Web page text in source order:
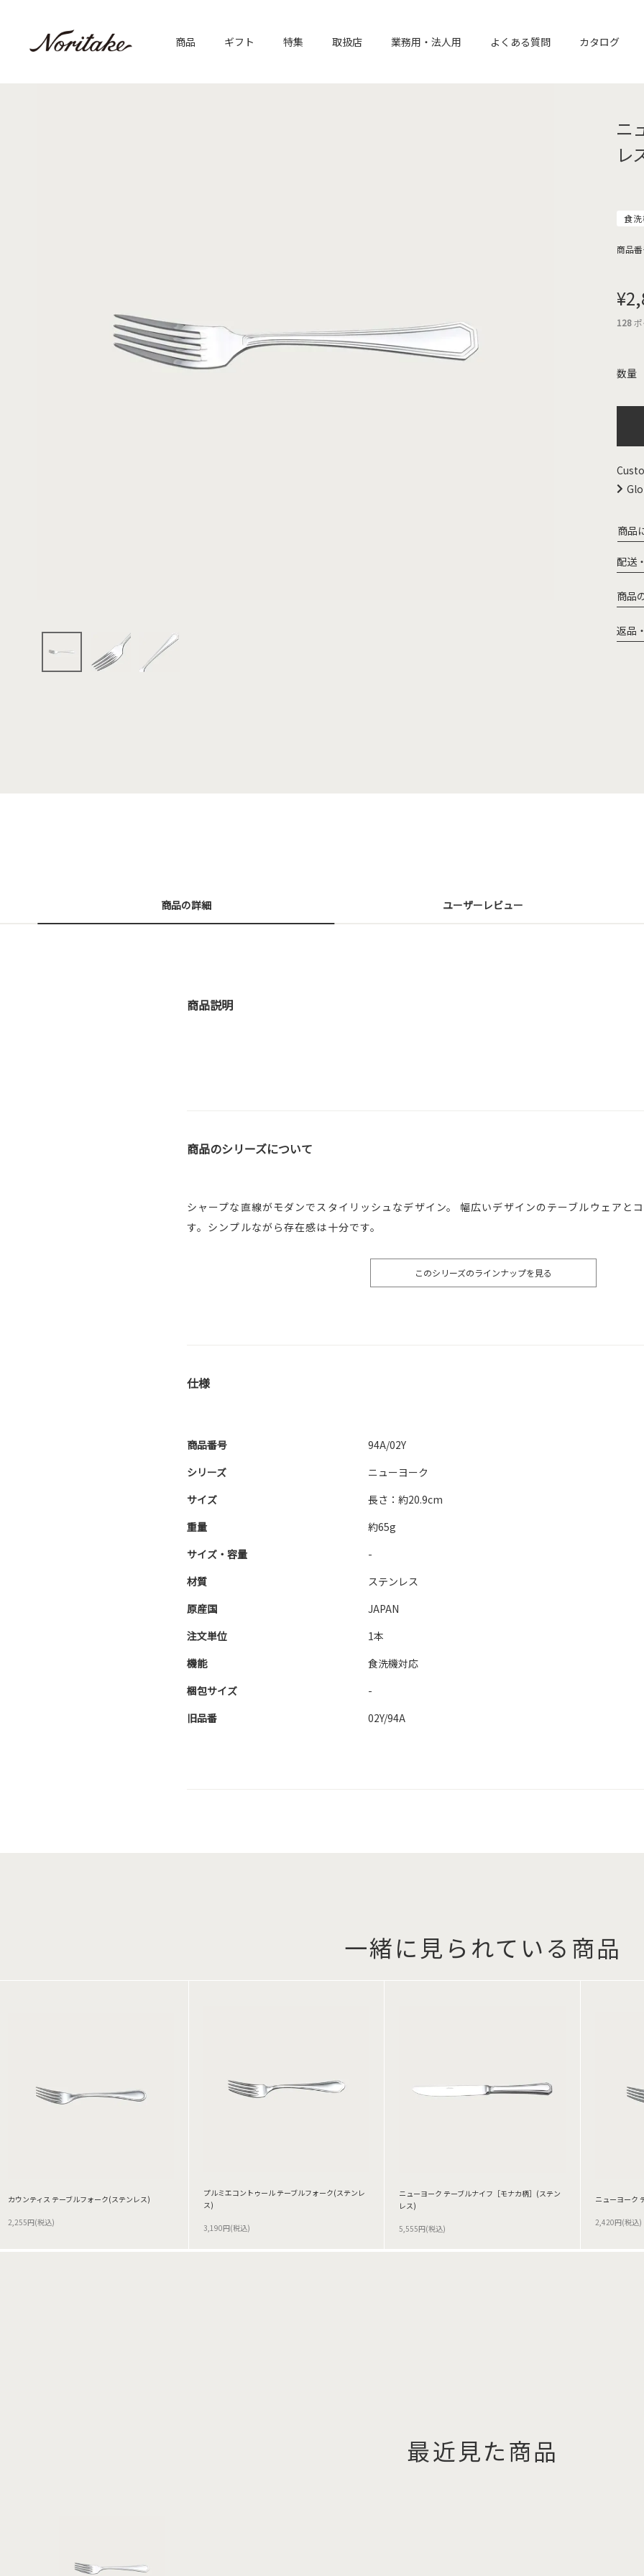
商品 ギフト 特集 取扱店 業務用・法人用 よくある質問 カタログ
ニ
レ
食
商品
¥
128
商品
配送
商品
返品
商品の詳細 ユーザーレビュー
商品説明
商品のシリーズについて
シャープな直線がモダンでスタイリッシュなデザイン。 幅広いデザインのテーブルウェアと
す。シンプルながら存在感は十分です。
このシリーズのラインナップを見る
仕様
商品番号
94A/02Y
シリーズ
ニューヨーク
サイズ
長さ：約20.9cm
重量
約65g
サイズ・容量
-
材質
ステンレス
原産国
JAPAN
注文単位
1本
機能
食洗機対応
梱包サイズ
-
旧品番
02Y/94A
一緒に見られている商品
カウンティス テーブルフォーク(ステンレス)
2,255円(税込)
プルミエコントゥール テーブルフォーク(ステンレ
ス)
3,190円(税込)
ニューヨーク テーブルナイフ［モナカ柄］(ステン
レス)
5,555円(税込)
ニューヨーク
2,420円(税込)
最近見た商品